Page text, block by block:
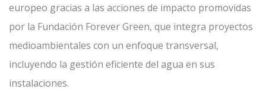
europeo gracias a las acciones de impacto promovidas
por la Fundación Forever Green, que integra proyectos
medioambientales con un enfoque transversal,
incluyendo la gestión eficiente del agua en sus
instalaciones.